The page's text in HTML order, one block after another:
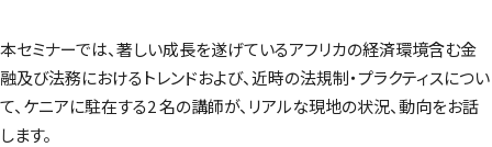
本セミナーでは、著しい成長を遂げているアフリカの経済環境含む金
融及び法務におけるトレンドおよび、近時の法規制・プラクティスについ
て、ケニアに駐在する2 名の講師が、リアルな現地の状況、動向をお話
します。